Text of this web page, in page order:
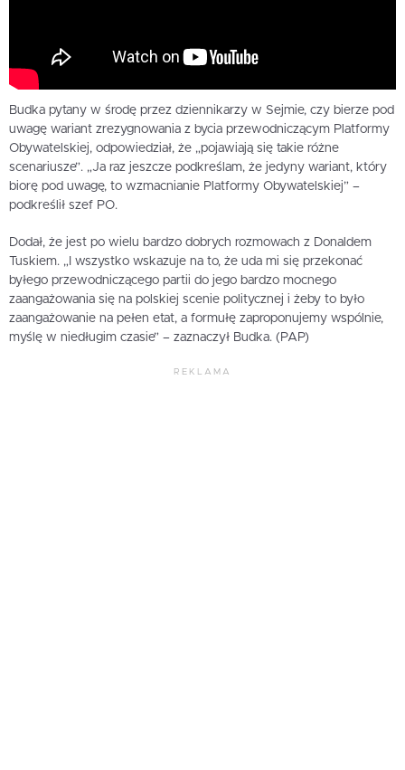
Budka pytany w środę przez dziennikarzy w Sejmie, czy bierze pod
uwagę wariant zrezygnowania z bycia przewodniczącym Platformy
Obywatelskiej, odpowiedział, że „pojawiają się takie różne
scenariusze”. „Ja raz jeszcze podkreślam, że jedyny wariant, który
biorę pod uwagę, to wzmacnianie Platformy Obywatelskiej” –
podkreślił szef PO.
Dodał, że jest po wielu bardzo dobrych rozmowach z Donaldem
Tuskiem. „I wszystko wskazuje na to, że uda mi się przekonać
byłego przewodniczącego partii do jego bardzo mocnego
zaangażowania się na polskiej scenie politycznej i żeby to było
zaangażowanie na pełen etat, a formułę zaproponujemy wspólnie,
myślę w niedługim czasie” – zaznaczył Budka. (PAP)
REKLAMA